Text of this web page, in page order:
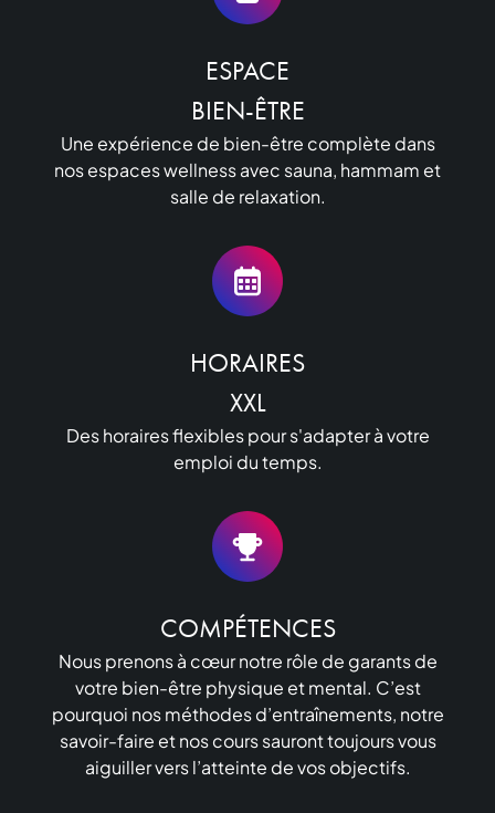
ESPACE
BIEN-ÊTRE
Une expérience de bien-être complète dans
nos espaces wellness avec sauna, hammam et
salle de relaxation.
HORAIRES
XXL
Des horaires flexibles pour s'adapter à votre
emploi du temps.
COMPÉTENCES
Nous prenons à cœur notre rôle de garants de
votre bien-être physique et mental. C’est
pourquoi nos méthodes d’entraînements, notre
savoir-faire et nos cours sauront toujours vous
aiguiller vers l’atteinte de vos objectifs.